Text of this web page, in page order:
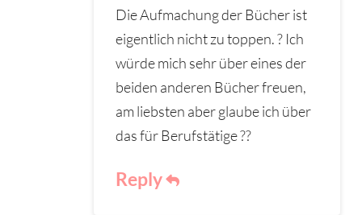
Die Aufmachung der Bücher ist
eigentlich nicht zu toppen. ? Ich
würde mich sehr über eines der
beiden anderen Bücher freuen,
am liebsten aber glaube ich über
das für Berufstätige ??
Reply